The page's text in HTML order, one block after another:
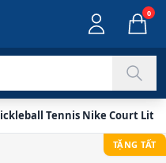
0
Tennis Nike Court Lite
TẶNG TẤT